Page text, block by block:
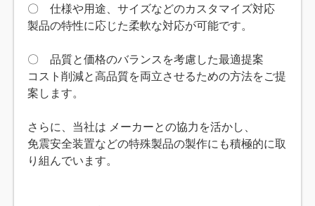
〇 仕様や用途、サイズなどのカスタマイズ対応
製品の特性に応じた柔軟な対応が可能です。
〇 品質と価格のバランスを考慮した最適提案
コスト削減と高品質を両立させるための方法をご提
案します。
さらに、当社は メーカーとの協力を活かし、
免震安全装置などの特殊製品の製作にも積極的に取
り組んでいます。